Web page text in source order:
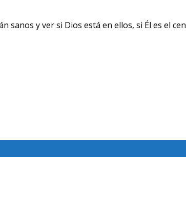
y ver si Dios está en ellos, si Él es el